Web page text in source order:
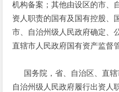
机构备案；其他由设区的市、
资人职责的国有及国有控股、
市、自治州级人民政府确定、
直辖市人民政府国有资产监督
国务院，省、自治区、直辖
自治州级人民政府履行出资人